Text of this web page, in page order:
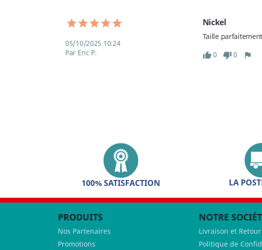
05/10/2025 10:24
Par Eric P.
Nickel
Taille
0
0
100% SATISFACTION LA
PRODUITS
Nos Partenaires
Promotions
NOTRE
Livraison et Retour
Politique de